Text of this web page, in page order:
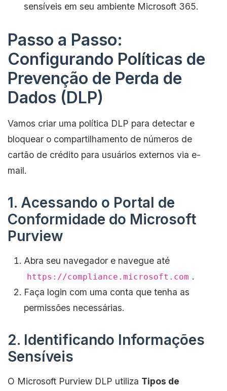
sensíveis em seu ambiente Microsoft 365.
Passo a Passo:
Configurando Políticas de
Prevenção de Perda de
Dados (DLP)
Vamos criar uma política DLP para detectar e
bloquear o compartilhamento de números de
cartão de crédito para usuários externos via e-
mail.
1. Acessando o Portal de
Conformidade do Microsoft
Purview
Abra seu navegador e navegue até
https://compliance.microsoft.com .
Faça login com uma conta que tenha as
permissões necessárias.
2. Identificando Informações
Sensíveis
O Microsoft Purview DLP utiliza Tipos de